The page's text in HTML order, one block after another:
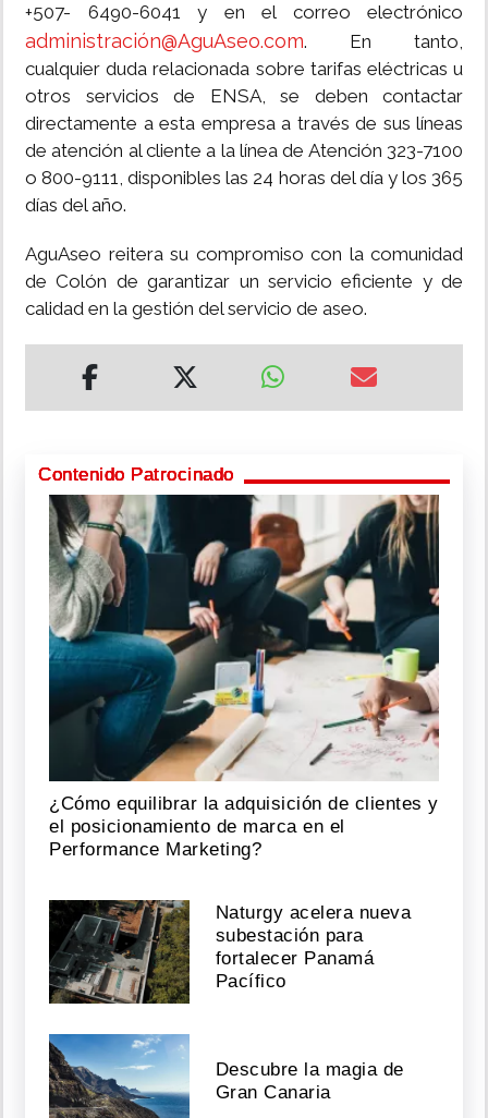
+507- 6490-6041 y en el correo electrónico
administración@AguAseo.com. En tanto,
cualquier duda relacionada sobre tarifas eléctricas u
otros servicios de ENSA, se deben contactar
directamente a esta empresa a través de sus líneas
de atención al cliente a la línea de Atención 323-7100
o 800-9111, disponibles las 24 horas del día y los 365
días del año.
AguAseo reitera su compromiso con la comunidad
de Colón de garantizar un servicio eficiente y de
calidad en la gestión del servicio de aseo.
Contenido Patrocinado
¿Cómo equilibrar la adquisición de clientes y
el posicionamiento de marca en el
Performance Marketing?
Naturgy acelera nueva
subestación para
fortalecer Panamá
Pacífico
Descubre la magia de
Gran Canaria